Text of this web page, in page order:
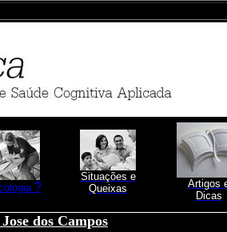
?
Situações e
Queixas
Artigos
Dicas
dos Campos